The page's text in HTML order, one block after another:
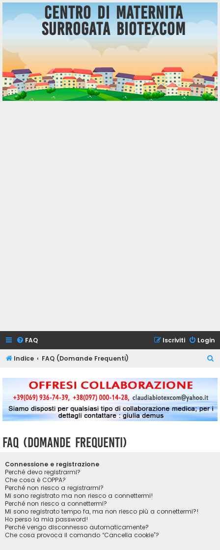
Centro di Maternita
Surrogata BioTexCom
FAQ Login
Iscriviti
Indice FAQ (Domande Frequenti)
a
FAQ (Domande Frequenti)
Connessione e registrazione
Perché devo registrarmi?
Che cosa è COPPA?
Perché non riesco a registrarmi?
Mi sono registrato ma non riesco a connettermi!
Perché non riesco a connettermi?
Mi sono registrato tempo fa, ma non riesco più a connettermi?!
Ho perso la mia password!
Perché vengo disconnesso automaticamente?
Che cosa provoca il comando “Cancella cookie”?